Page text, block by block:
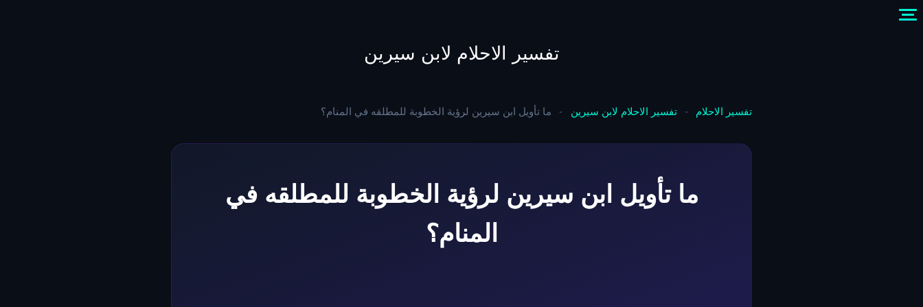
تفسير الاحلام لابن سيرين
تفسير الاحلام - تفسير الاحلام لابن سيرين - ما تأويل ابن سيرين لرؤية الخطوبة للمطلقه في المنام؟
ما تأويل ابن سيرين لرؤية الخطوبة للمطلقه في
المنام؟